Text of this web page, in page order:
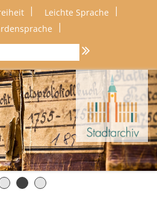
| Leichte Sprache |
|